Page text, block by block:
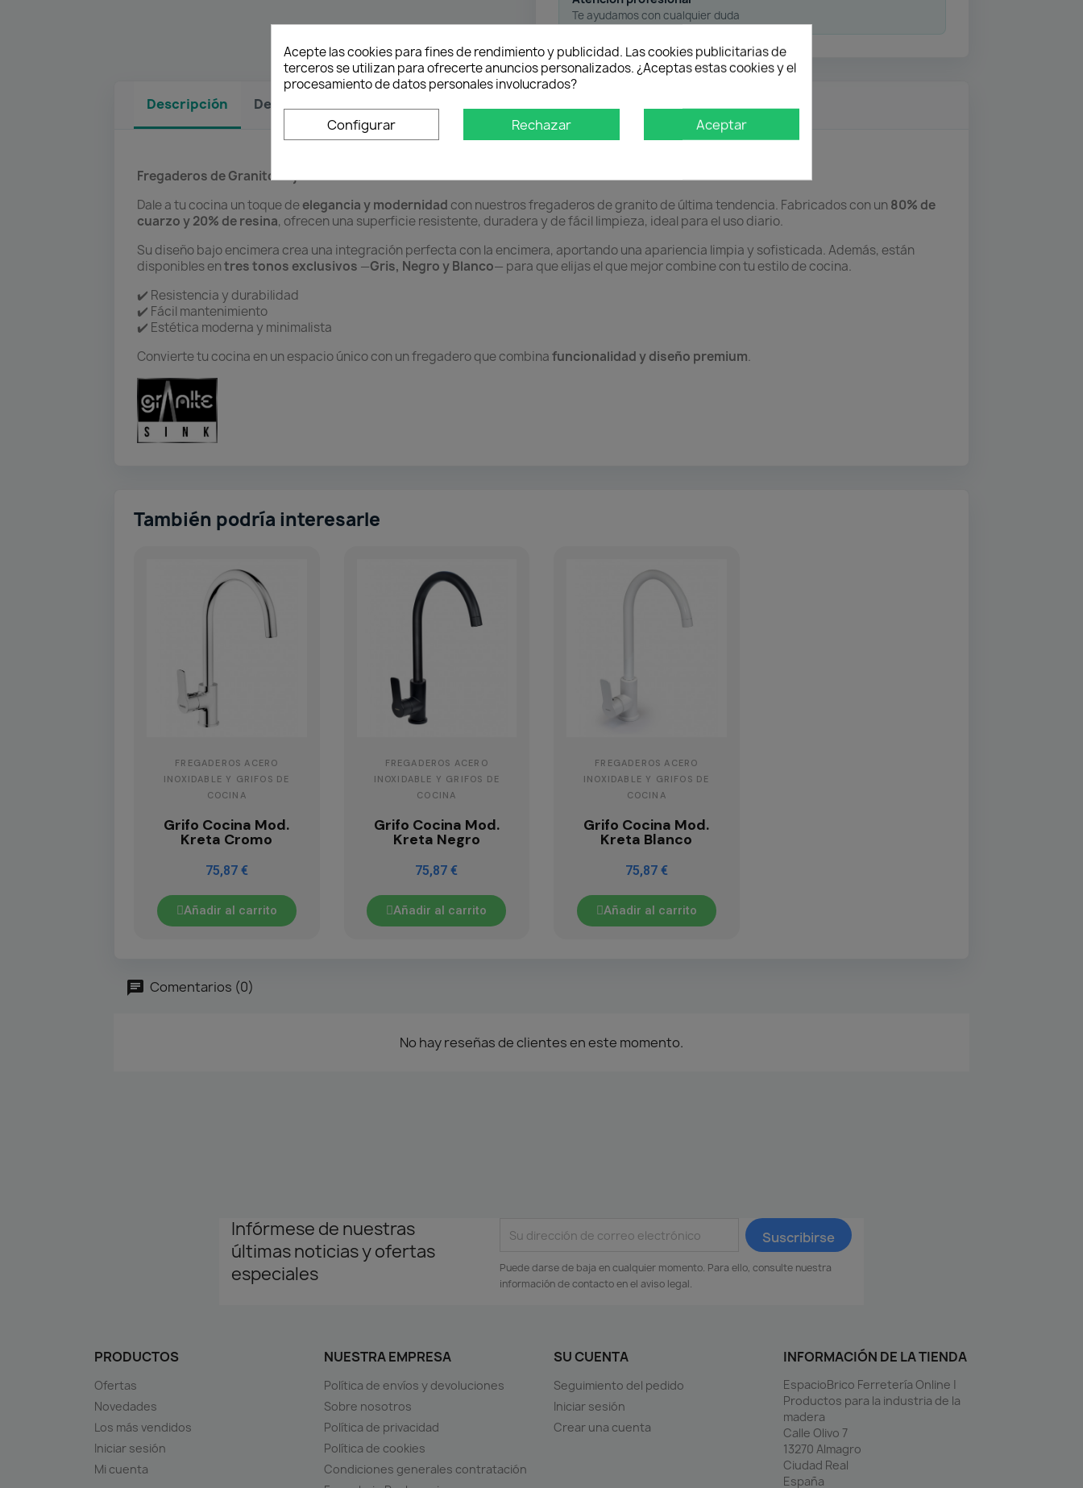
Te ayudamos con cualquier duda
Descripción Detalles del producto
Fregaderos de Granito Bajo o Sobre Encimera
Dale a tu cocina un toque deelegancia y modernidad con nuestros fregaderos de granito de última tendencia. Fabricados con un 80% de
cuarzo y 20% de resina, ofrecen una superficie resistente, duradera y de fácil limpieza, ideal para el uso diario.
Su diseño bajo encimera crea una integración perfecta con la encimera, aportando una apariencia limpia y sofisticada. Además, están
disponibles entres tonos exclusivos —Gris, Negro y Blanco— para que elijas el que mejor combine con tu estilo de cocina.
✔️ Resistencia y durabilidad
✔️ Fácil mantenimiento
✔️ Estética moderna y minimalista
Convierte tu cocina en un espacio único con un fregadero que combinafuncionalidad y diseño premium.
También podría interesarle
FREGADEROS ACERO
INOXIDABLE Y GRIFOS DE
COCINA
Grifo Cocina Mod.
Kreta Cromo
75,87 €
Añadir al carrito
FREGADEROS ACERO
INOXIDABLE Y GRIFOS DE
COCINA
Grifo Cocina Mod.
Kreta Negro
75,87 €
Añadir al carrito
FREGADEROS ACERO
INOXIDABLE Y GRIFOS DE
COCINA
Grifo Cocina Mod.
Kreta Blanco
75,87 €
Añadir al carrito
Comentarios (0)
No hay reseñas de clientes en este momento.
Infórmese de nuestras
últimas noticias y ofertas
especiales
Puede darse de baja en cualquier momento. Para ello, consulte nuestra
información de contacto en el aviso legal.
PRODUCTOS
Ofertas
Novedades
Los más vendidos
Iniciar sesión
Mi cuenta
NUESTRA EMPRESA
Política de envíos y devoluciones
Sobre nosotros
Política de privacidad
Política de cookies
Condiciones generales contratación
SU CUENTA
Seguimiento del pedido
Iniciar sesión
Crear una cuenta
INFORMACIÓN DE LA TIENDA
EspacioBrico Ferretería Online |
Productos para la industria de la
madera
Calle Olivo 7
13270 Almagro
Ciudad Real
España
Acepte las cookies para fines de rendimiento y publicidad. Las cookies publicitarias de
terceros se utilizan para ofrecerte anuncios personalizados. ¿Aceptas estas cookies y el
procesamiento de datos personales involucrados?
Configurar Rechazar Aceptar